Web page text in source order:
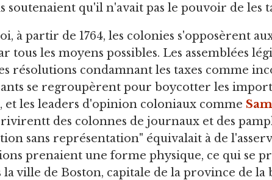
soutenaient qu'il n'avait pas le pouvoir de les
à partir de 1764, les colonies s'opposèrent
tous les moyens possibles. Les assemblées
résolutions condamnant les taxes comme
se regroupèrent pour boycotter les
et les leaders d'opinion coloniaux comme
des colonnes de journaux et des
sans représentation" équivalait à de
prenaient une forme physique, ce qui se
la ville de Boston, capitale de la province de la